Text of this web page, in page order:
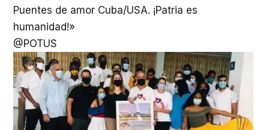
Puentes de amor Cuba/USA. ¡Patria es
humanidad!»
@POTUS